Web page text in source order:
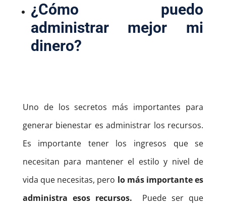
¿Cómo puedo
administrar mejor mi
dinero?
Uno de los secretos más importantes para
generar bienestar es administrar los recursos.
Es importante tener los ingresos que se
necesitan para mantener el estilo y nivel de
vida que necesitas, pero lo más importante es
administra esos recursos.
Puede ser que